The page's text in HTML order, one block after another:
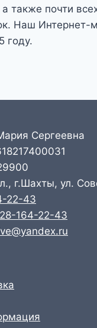
также почти
Наш Интернет-
году.
Сергеевна
г.Шахты, ул.
22-43
164-22-43